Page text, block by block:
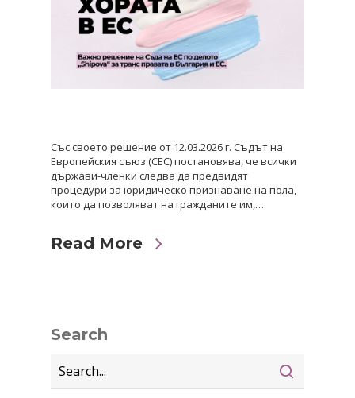
Със своето решение от 12.03.2026 г. Съдът на
Европейския съюз (СЕС) постановява, че всички
държави-членки следва да предвидят
процедури за юридическо признаване на пола,
които да позволяват на гражданите им,…
Read More
Search